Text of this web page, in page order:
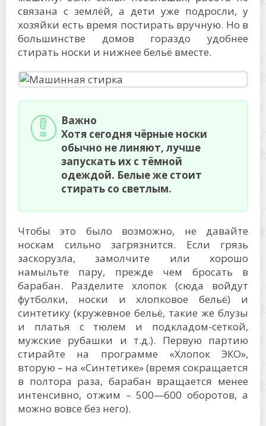
связана с землёй, а дети уже подросли, у
хозяйки есть время постирать вручную. Но в
большинстве домов гораздо удобнее
стирать носки и нижнее бельё вместе.
Важно
Хотя сегодня чёрные носки
обычно не линяют, лучше
запускать их с тёмной
одеждой. Белые же стоит
стирать со светлым.
Чтобы это было возможно, не давайте
носкам сильно загрязнится. Если грязь
заскорузла, замолчите или хорошо
намыльте пару, прежде чем бросать в
барабан. Разделите хлопок (сюда войдут
футболки, носки и хлопковое бельё) и
синтетику (кружевное бельё, такие же блузы
и платья с тюлем и подкладом-сеткой,
мужские рубашки и т.д.). Первую партию
стирайте на программе «Хлопок ЭКО»,
вторую – на «Синтетике» (время сокращается
в полтора раза, барабан вращается менее
интенсивно, отжим – 500—600 оборотов, а
можно вовсе без него).